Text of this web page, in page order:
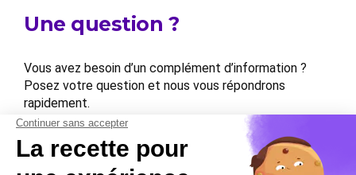
Une question ?
Vous avez besoin d’un complément d’information ?
Posez votre question et nous vous répondrons
rapidement.
Contactez-nous